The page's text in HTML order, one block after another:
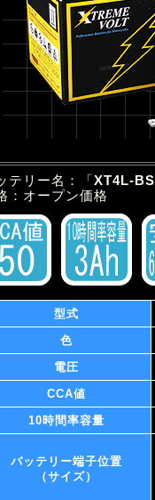
テリー名：「XT4L-BS
：オープン価格
型式
色
電圧
CCA値
10時間率容量
バッテリー端子位置
（サイズ）